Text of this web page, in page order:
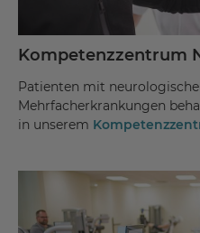
Kompetenzzentrum
Patienten mit
Mehrfacherkrankungen
in unserem